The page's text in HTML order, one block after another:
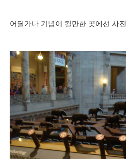
어딜가나 기념이 될만한 곳에선 사